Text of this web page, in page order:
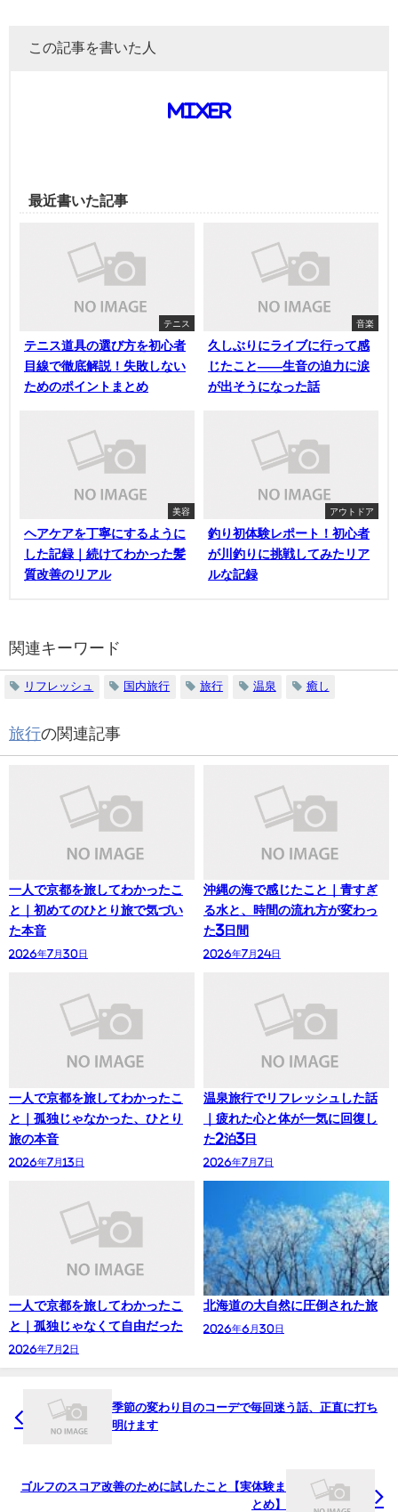
この記事を書いた人
mixer
最近書いた記事
テニス
テニス道具の選び方を初心者
目線で徹底解説！失敗しない
ためのポイントまとめ
音楽
久しぶりにライブに行って感
じたこと——生音の迫力に涙
が出そうになった話
美容
ヘアケアを丁寧にするように
した記録｜続けてわかった髪
質改善のリアル
アウトドア
釣り初体験レポート！初心者
が川釣りに挑戦してみたリア
ルな記録
関連キーワード
リフレッシュ 国内旅行 旅行 温泉 癒し
旅行の関連記事
一人で京都を旅してわかったこ
と｜初めてのひとり旅で気づい
た本音
2026年7月30日
沖縄の海で感じたこと｜青すぎ
る水と、時間の流れ方が変わっ
た3日間
2026年7月24日
一人で京都を旅してわかったこ
と｜孤独じゃなかった、ひとり
旅の本音
2026年7月13日
温泉旅行でリフレッシュした話
｜疲れた心と体が一気に回復し
た2泊3日
2026年7月7日
一人で京都を旅してわかったこ
と｜孤独じゃなくて自由だった
2026年7月2日
北海道の大自然に圧倒された旅
2026年6月30日
季節の変わり目のコーデで毎回迷う話、正直に打ち
明けます
ゴルフのスコア改善のために試したこと【実体験ま
とめ】